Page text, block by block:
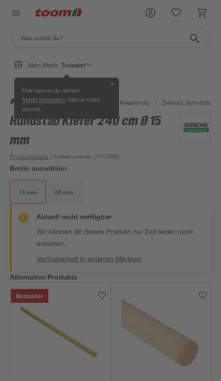
Mein Markt: Troisdorf
Hier kannst du deinen
Markt anpassen , falls er nicht
stimmt.
✕
/ Bauen & Renovieren / Holz Kreativholz / Zierholz, Schnitzholz
Rundstab Kiefer 240 cm Ø 15
mm
Produktdetails | Artikelnummer: 7175366
Breite auswählen
15 mm 28 mm
Aktuell nicht verfügbar
Wir können dir dieses Produkt zur Zeit leider nicht
anbieten.
Verfügbarkeit in anderen Märkten
Alternative Produkte
Bestseller